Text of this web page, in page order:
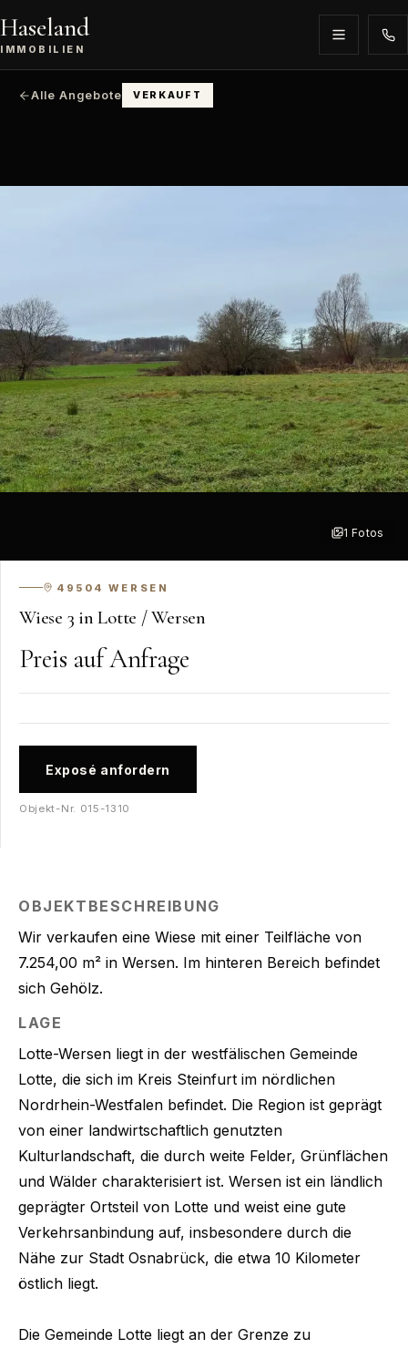
Haseland
IMMOBILIEN
Alle Angebote VERKAUFT
1 Fotos
49504 WERSEN
Wiese 3 in Lotte / Wersen
Preis auf Anfrage
Exposé anfordern
Objekt-Nr. 015-1310
OBJEKTBESCHREIBUNG
Wir verkaufen eine Wiese mit einer Teilfläche von
7.254,00 m² in Wersen. Im hinteren Bereich befindet
sich Gehölz.
LAGE
Lotte-Wersen liegt in der westfälischen Gemeinde
Lotte, die sich im Kreis Steinfurt im nördlichen
Nordrhein-Westfalen befindet. Die Region ist geprägt
von einer landwirtschaftlich genutzten
Kulturlandschaft, die durch weite Felder, Grünflächen
und Wälder charakterisiert ist. Wersen ist ein ländlich
geprägter Ortsteil von Lotte und weist eine gute
Verkehrsanbindung auf, insbesondere durch die
Nähe zur Stadt Osnabrück, die etwa 10 Kilometer
östlich liegt.
Die Gemeinde Lotte liegt an der Grenze zu